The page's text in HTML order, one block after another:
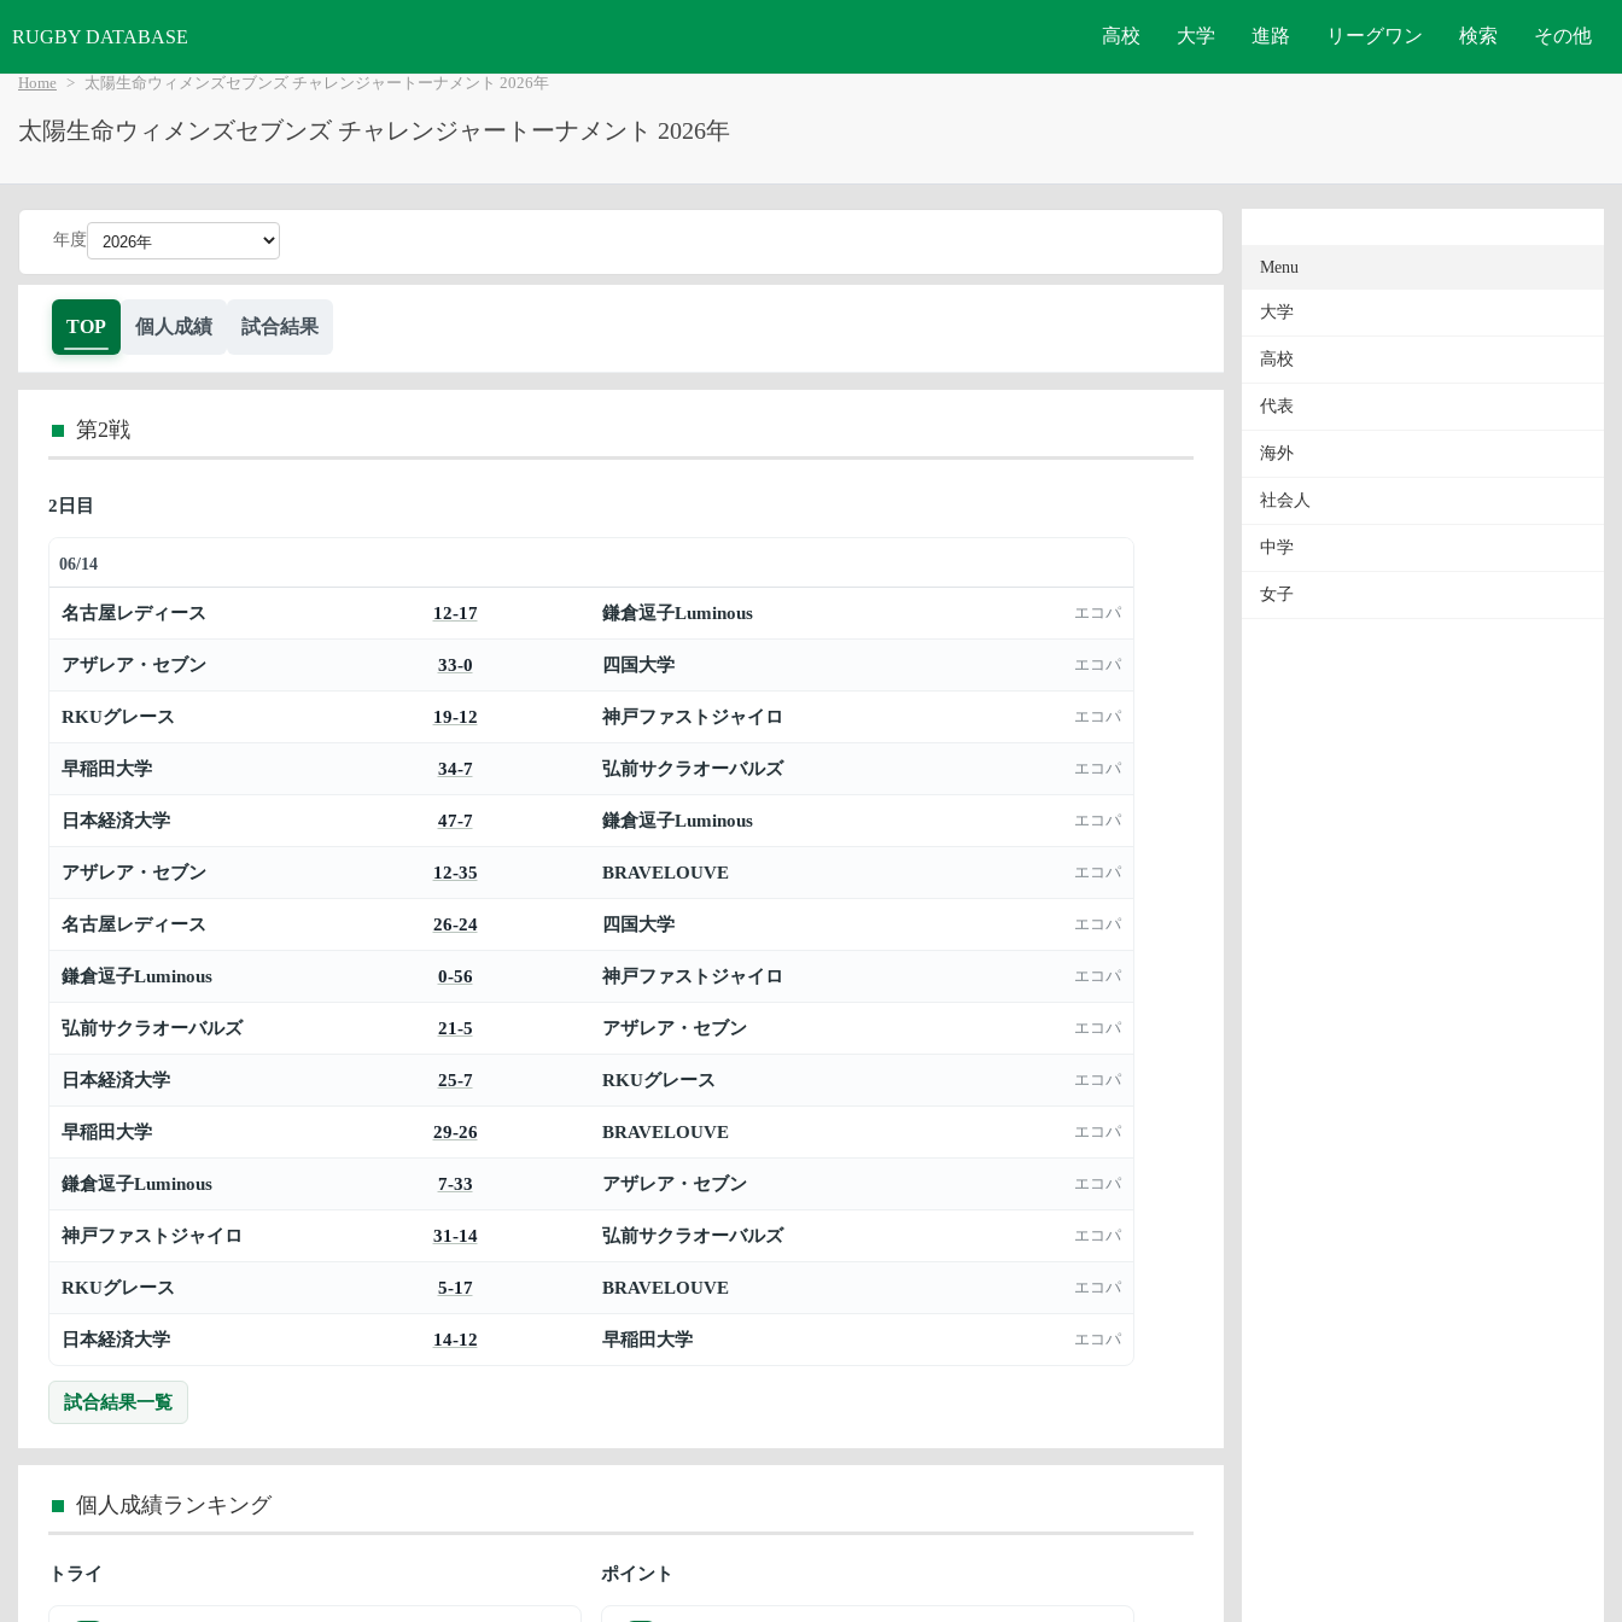
RUGBY DATABASE 高校 大学 進路 リーグワン 検索 その他
Home 太陽生命ウィメンズセブンズ チャレンジャートーナメント 2026年
太陽生命ウィメンズセブンズ チャレンジャートーナメント 2026年
年度
TOP 個人成績 試合結果
第2戦
2日目
06/14
名古屋レディース 12-17 鎌倉逗子Luminous エコパ
アザレア・セブン 33-0 四国大学 エコパ
RKUグレース 19-12 神戸ファストジャイロ エコパ
早稲田大学 34-7 弘前サクラオーバルズ エコパ
日本経済大学 47-7 鎌倉逗子Luminous エコパ
アザレア・セブン 12-35 BRAVELOUVE エコパ
名古屋レディース 26-24 四国大学 エコパ
鎌倉逗子Luminous 0-56 神戸ファストジャイロ エコパ
弘前サクラオーバルズ 21-5 アザレア・セブン エコパ
日本経済大学 25-7 RKUグレース エコパ
早稲田大学 29-26 BRAVELOUVE エコパ
鎌倉逗子Luminous 7-33 アザレア・セブン エコパ
神戸ファストジャイロ 31-14 弘前サクラオーバルズ エコパ
RKUグレース 5-17 BRAVELOUVE エコパ
日本経済大学 14-12 早稲田大学 エコパ
試合結果一覧
個人成績ランキング
トライ ポイント
Menu
大学
高校
代表
海外
社会人
中学
女子